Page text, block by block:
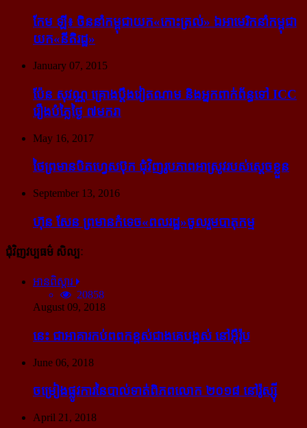
កែម ឡី៖ ចិន​នាំ​កម្ពុជា​យក​«កោះ​ត្រល់» ឯ​អាមេរិក​នាំ​កម្ពុជា​
យក​«នីតិរដ្ឋ»
January 07, 2015
ប៉ែន សុវណ្ណ គ្រោង​ប្តឹង​វៀតណាម និង​អ្នក​ពាក់​ព័ន្ធ​ទៅ ICC
រឿង​បំភ្លៃ​ថ្ងៃ ៧​មករា
May 16, 2017
ថៃ​ព្រមាន​បិត​ហ្វេសប៊ុក ជុំ​វិញ​រូបភាព​អាស្រូវ​របស់​ស្ដេច​ខ្លួន
September 13, 2016
ហ៊ុន សែន ព្រមាន​កំទេច​«ពលរដ្ឋ»​ចូលរួម​បាតុកម្ម
ជុំវិញវប្បធម៌ សិល្បៈ
អានពិស្ដារ
20858
August 09, 2018
នេះ ជា​អាគារ​កប់​ពពក​ខ្ពស់​ជាង​គេ​បង្អស់ នៅ​អ៊ឺរ៉ុប
June 06, 2018
ចម្រៀង​ផ្លូវការ​នៃ​បាល់ទាត់​ពិភពលោក ២០១៨ នៅ​រ៉ូស្ស៊ី
April 21, 2018